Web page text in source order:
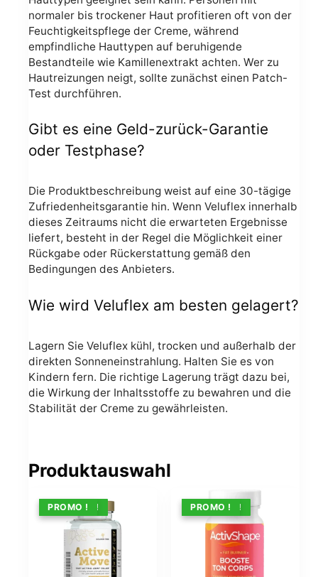
normaler bis trockener Haut profitieren oft von der
Feuchtigkeitspflege der Creme, während
empfindliche Hauttypen auf beruhigende
Bestandteile wie Kamillenextrakt achten. Wer zu
Hautreizungen neigt, sollte zunächst einen Patch-
Test durchführen.
Gibt es eine Geld-zurück-Garantie
oder Testphase?
Die Produktbeschreibung weist auf eine 30-tägige
Zufriedenheitsgarantie hin. Wenn Veluflex innerhalb
dieses Zeitraums nicht die erwarteten Ergebnisse
liefert, besteht in der Regel die Möglichkeit einer
Rückgabe oder Rückerstattung gemäß den
Bedingungen des Anbieters.
Wie wird Veluflex am besten gelagert?
Lagern Sie Veluflex kühl, trocken und außerhalb der
direkten Sonneneinstrahlung. Halten Sie es von
Kindern fern. Die richtige Lagerung trägt dazu bei,
die Wirkung der Inhaltsstoffe zu bewahren und die
Stabilität der Creme zu gewährleisten.
Produktauswahl
ANGEBOT !
PROMO ! ANGEBOT !
PROMO !